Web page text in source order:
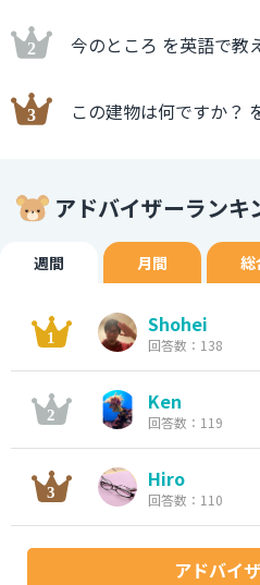
今のところ を英語で教
この建物は何ですか？
アドバイザーランキ
週間 月間 総
Shohei
回答数：138
Ken
回答数：119
Hiro
回答数：110
アドバイ